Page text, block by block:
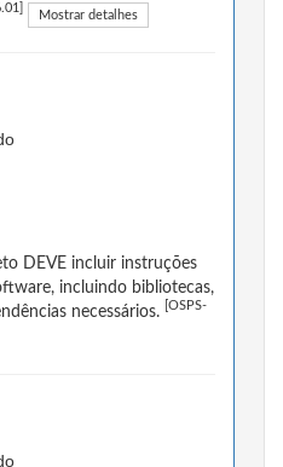
Mostrar detalhes
DEVE incluir instruções
incluindo bibliotecas,
necessários.
[OSPS-